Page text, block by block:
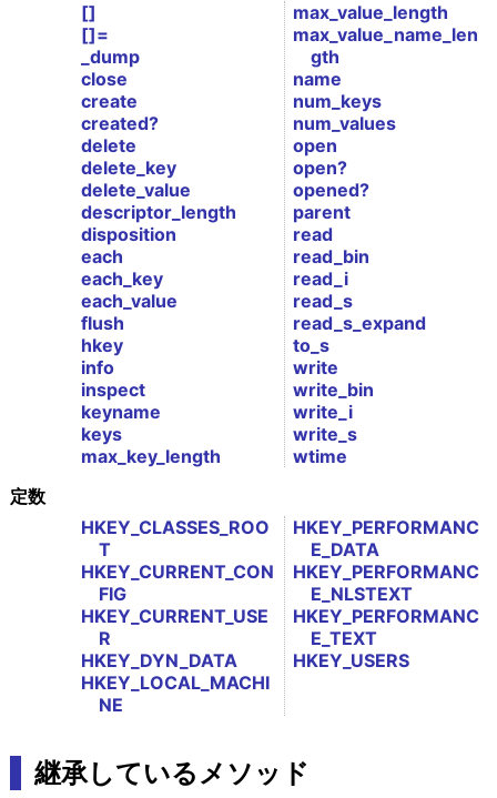
[]
[]=
_dump
close
create
created?
delete
delete_key
delete_value
descriptor_length
disposition
each
each_key
each_value
flush
hkey
info
inspect
keyname
keys
max_key_length
max_value_length
max_value_name_len
gth
name
num_keys
num_values
open
open?
opened?
parent
read
read_bin
read_i
read_s
read_s_expand
to_s
write
write_bin
write_i
write_s
wtime
定数
HKEY_CLASSES_ROO
T
HKEY_CURRENT_CON
FIG
HKEY_CURRENT_USE
R
HKEY_DYN_DATA
HKEY_LOCAL_MACHI
NE
HKEY_PERFORMANC
E_DATA
HKEY_PERFORMANC
E_NLSTEXT
HKEY_PERFORMANC
E_TEXT
HKEY_USERS
継承しているメソッド